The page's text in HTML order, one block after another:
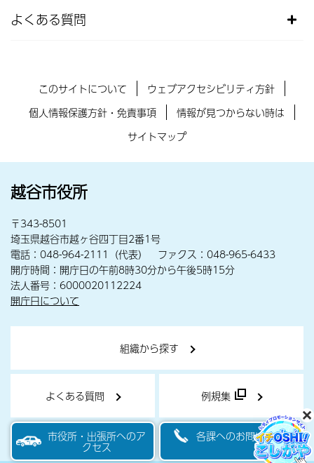
よくある質問
このサイトについて
ウェブアクセシビリティ方針
個人情報保護方針・免責事項
情報が見つからない時は
サイトマップ
越谷市役所
〒343-8501
埼玉県越谷市越ヶ谷四丁目2番1号
電話：048-964-2111（代表） ファクス：048-965-6433
開庁時間：開庁日の午前8時30分から午後5時15分
法人番号：6000020112224
開庁日について
組織から探す
よくある質問 例規集
市役所・出張所へのア
クセス
各課へのお問い合わせ